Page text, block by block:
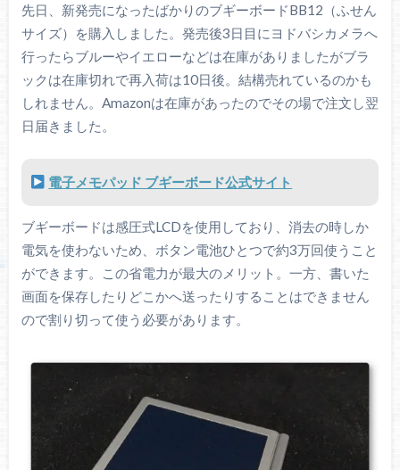
先日、新発売になったばかりのブギーボードBB12（ふせん
サイズ）を購入しました。発売後3日目にヨドバシカメラへ
行ったらブルーやイエローなどは在庫がありましたがブラ
ックは在庫切れで再入荷は10日後。結構売れているのかも
しれません。Amazonは在庫があったのでその場で注文し翌
日届きました。
電子メモパッド ブギーボード公式サイト
ブギーボードは感圧式LCDを使用しており、消去の時しか
電気を使わないため、ボタン電池ひとつで約3万回使うこと
ができます。この省電力が最大のメリット。一方、書いた
画面を保存したりどこかへ送ったりすることはできません
ので割り切って使う必要があります。